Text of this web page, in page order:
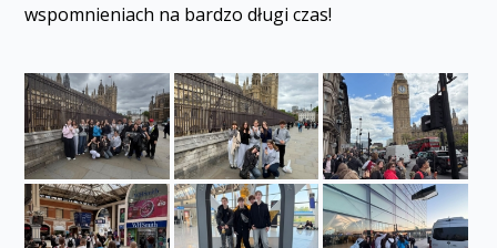
wspomnieniach na bardzo długi czas!